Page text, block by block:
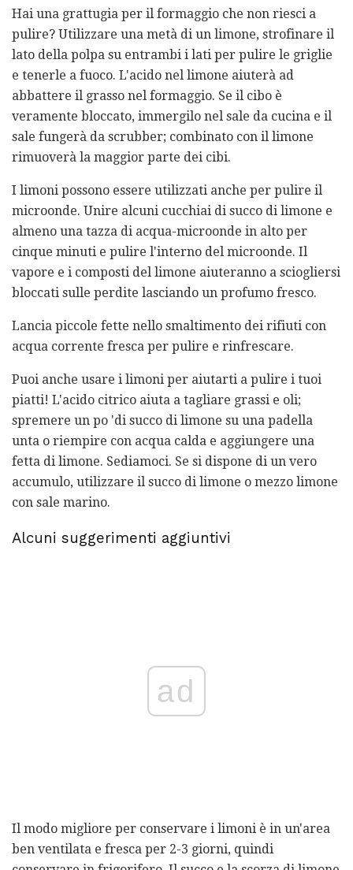
Hai una grattugia per il formaggio che non riesci a
pulire? Utilizzare una metà di un limone, strofinare il
lato della polpa su entrambi i lati per pulire le griglie
e tenerle a fuoco. L'acido nel limone aiuterà ad
abbattere il grasso nel formaggio. Se il cibo è
veramente bloccato, immergilo nel sale da cucina e il
sale fungerà da scrubber; combinato con il limone
rimuoverà la maggior parte dei cibi.
I limoni possono essere utilizzati anche per pulire il
microonde. Unire alcuni cucchiai di succo di limone e
almeno una tazza di acqua-microonde in alto per
cinque minuti e pulire l'interno del microonde. Il
vapore e i composti del limone aiuteranno a sciogliersi
bloccati sulle perdite lasciando un profumo fresco.
Lancia piccole fette nello smaltimento dei rifiuti con
acqua corrente fresca per pulire e rinfrescare.
Puoi anche usare i limoni per aiutarti a pulire i tuoi
piatti! L'acido citrico aiuta a tagliare grassi e oli;
spremere un po 'di succo di limone su una padella
unta o riempire con acqua calda e aggiungere una
fetta di limone. Sediamoci. Se si dispone di un vero
accumulo, utilizzare il succo di limone o mezzo limone
con sale marino.
Alcuni suggerimenti aggiuntivi
ad
Il modo migliore per conservare i limoni è in un'area
ben ventilata e fresca per 2-3 giorni, quindi